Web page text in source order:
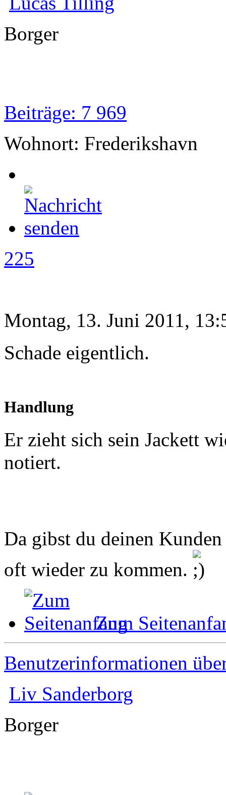
Borger
Beiträge: 7 969
Wohnort: Frederikshavn
225
Montag, 13. Juni 2011,
Schade eigentlich.
Handlung
Er zieht sich sein Jackett
notiert.
Da gibst du deinen
oft wieder zu kommen.
Zum
Benutzerinformationen
Liv Sanderborg
Borger